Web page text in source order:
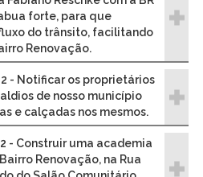
forte, para que
do trânsito, facilitando
Renovação.
- Notificar os proprietários
de nosso município
e calçadas nos mesmos.
- Construir uma academia
Renovação, na Rua